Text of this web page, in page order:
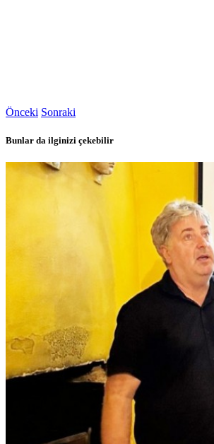
Önceki Sonraki
Bunlar da ilginizi çekebilir